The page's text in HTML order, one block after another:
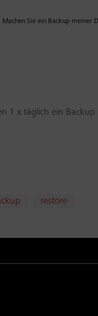
Machen Sie ein Backup meiner
1 x täglich ein Backup
restore